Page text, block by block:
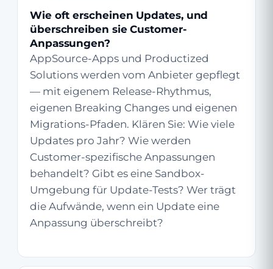
Wie oft erscheinen Updates, und
überschreiben sie Customer-
Anpassungen?
AppSource-Apps und Productized
Solutions werden vom Anbieter gepflegt
— mit eigenem Release-Rhythmus,
eigenen Breaking Changes und eigenen
Migrations-Pfaden. Klären Sie: Wie viele
Updates pro Jahr? Wie werden
Customer-spezifische Anpassungen
behandelt? Gibt es eine Sandbox-
Umgebung für Update-Tests? Wer trägt
die Aufwände, wenn ein Update eine
Anpassung überschreibt?